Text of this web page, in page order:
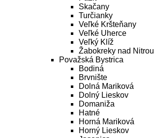
Skačany
Turčianky
Veľké Kršteňany
Veľké Uherce
Veľký Klíž
Žabokreky nad Nitrou
Považská Bystrica
Bodiná
Brvnište
Dolná Mariková
Dolný Lieskov
Domaniža
Hatné
Horná Mariková
Horný Lieskov